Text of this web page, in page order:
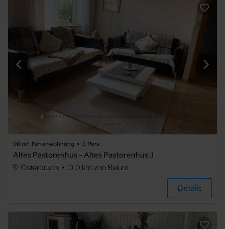
98 m² Ferienwohnung 3 Pers.
Altes Pastorenhus - Altes Pastorenhus .1
Osterbruch
0,0 km von Belum
Details